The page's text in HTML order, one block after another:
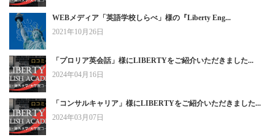
WEBメディア「英語学校しらべ」様の『Liberty Eng...
2021年10月26日
「プロリア英会話」様にLIBERTYをご紹介いただきました...
2024年04月16日
「コンサルキャリア」様にLIBERTYをご紹介いただきました...
2024年03月07日